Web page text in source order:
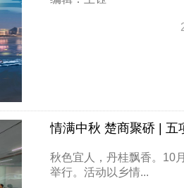
情满中秋 楚商聚硚 | 五
秋色宜人，丹桂飘香。10
举行。活动以乡情...